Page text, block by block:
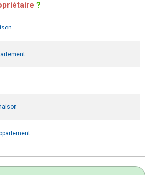
?